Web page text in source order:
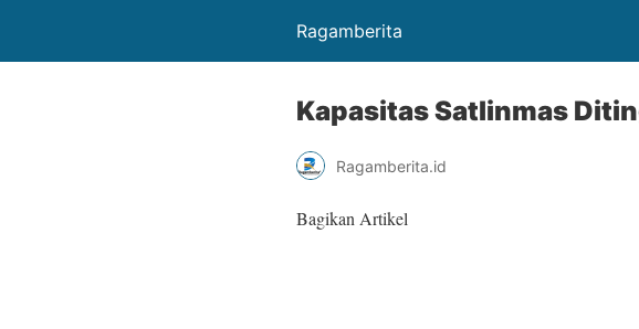
Ragamberita
Kapasitas Satlinmas
Ragamberita.id
Bagikan Artikel